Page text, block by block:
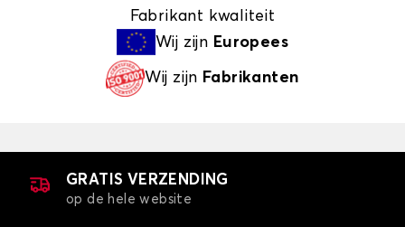
Fabrikant kwaliteit
Wij zijn Europees
Wij zijn Fabrikanten
GRATIS VERZENDING
op de hele website